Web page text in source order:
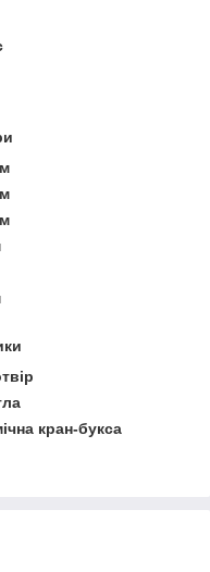
кран-букса